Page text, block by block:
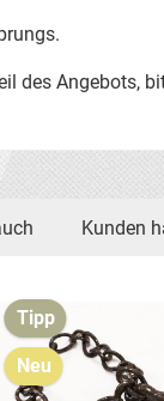
des Angebots,
Kunden
Tipp
Neu